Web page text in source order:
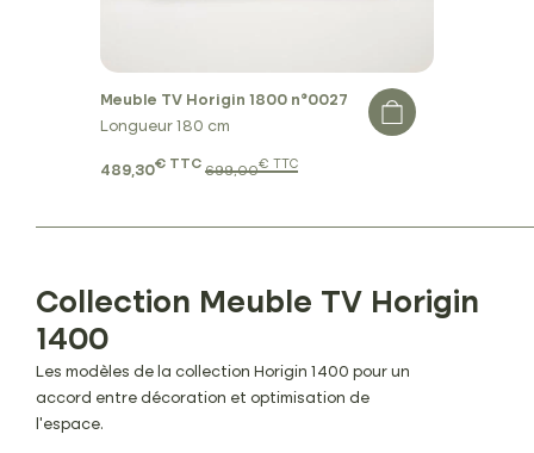
Meuble TV Horigin 1800 n°0027
Longueur 180 cm
489,30€ TTC
699,00
€ TTC
Collection Meuble TV Horigin
1400
Les modèles de la collection Horigin 1400 pour un
accord entre décoration et optimisation de
l'espace.